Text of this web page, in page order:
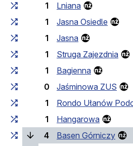
1
Lniana
1
Jasna Osiedle
1
Jasna
1
Struga Zajezdnia
1
Bagienna
0
Jaśminowa ZUS
1
Rondo Ułanów
1
Hangarowa
4
Basen Górniczy